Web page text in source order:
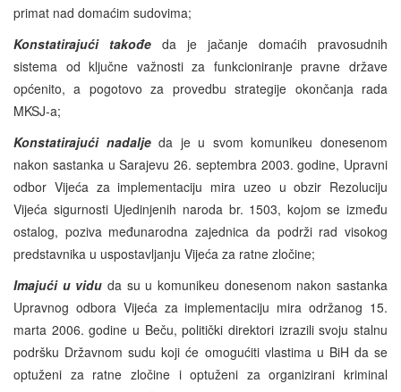
primat nad domaćim sudovima;
Konstatirajući takođe da je jačanje domaćih pravosudnih
sistema od ključne važnosti za funkcioniranje pravne države
općenito, a pogotovo za provedbu strategije okončanja rada
MKSJ-a;
Konstatirajući nadaljeda je u svom komunikeu donesenom
nakon sastanka u Sarajevu 26. septembra 2003. godine, Upravni
odbor Vijeća za implementaciju mira uzeo u obzir Rezoluciju
Vijeća sigurnosti Ujedinjenih naroda br. 1503, kojom se između
ostalog, poziva međunarodna zajednica da podrži rad visokog
predstavnika u uspostavljanju Vijeća za ratne zločine;
Imajući u vidu da su u komunikeu donesenom nakon sastanka
Upravnog odbora Vijeća za implementaciju mira održanog 15.
marta 2006. godine u Beču, politički direktori izrazili svoju stalnu
podršku Državnom sudu koji će omogućiti vlastima u BiH da se
optuženi za ratne zločine i optuženi za organizirani kriminal